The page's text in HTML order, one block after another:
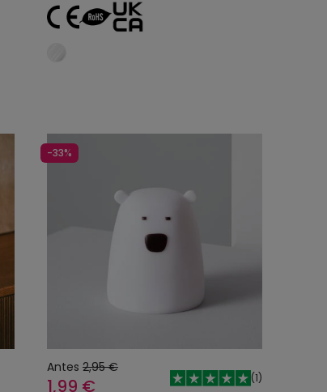
-33%
Antes 2,95 €
1,99 € (1)